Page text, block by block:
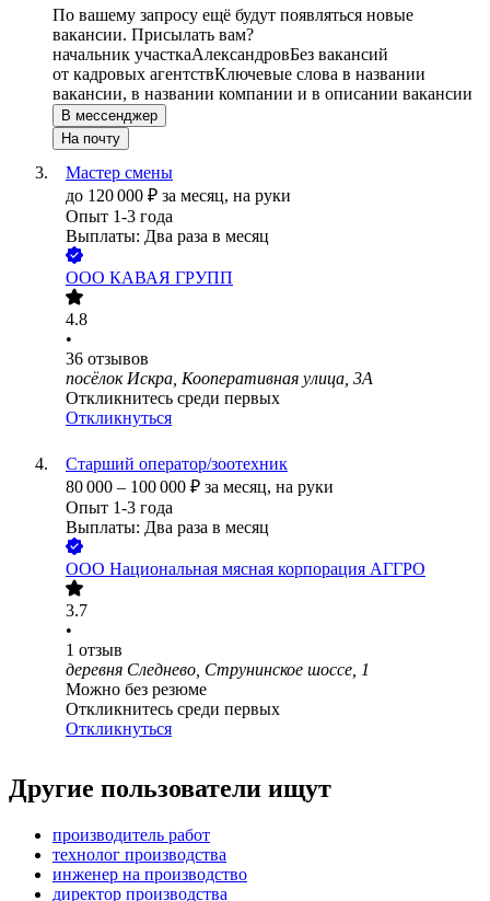
По вашему запросу ещё будут появляться новые
вакансии. Присылать вам?
начальник участкаАлександровБез вакансий
от кадровых агентствКлючевые слова в названии
вакансии, в названии компании и в описании вакансии
В мессенджер
На почту
Мастер смены
до 120 000 ₽ за месяц, на руки
Опыт 1-3 года
Выплаты: Два раза в месяц
ООО КАВАЯ ГРУПП
4.8
•
36 отзывов
посёлок Искра, Кооперативная улица, 3А
Откликнитесь среди первых
Откликнуться
Старший оператор/зоотехник
80 000 – 100 000 ₽ за месяц, на руки
Опыт 1-3 года
Выплаты: Два раза в месяц
ООО Национальная мясная корпорация АГГРО
3.7
•
1 отзыв
деревня Следнево, Струнинское шоссе, 1
Можно без резюме
Откликнитесь среди первых
Откликнуться
Другие пользователи ищут
производитель работ
технолог производства
инженер на производство
директор производства